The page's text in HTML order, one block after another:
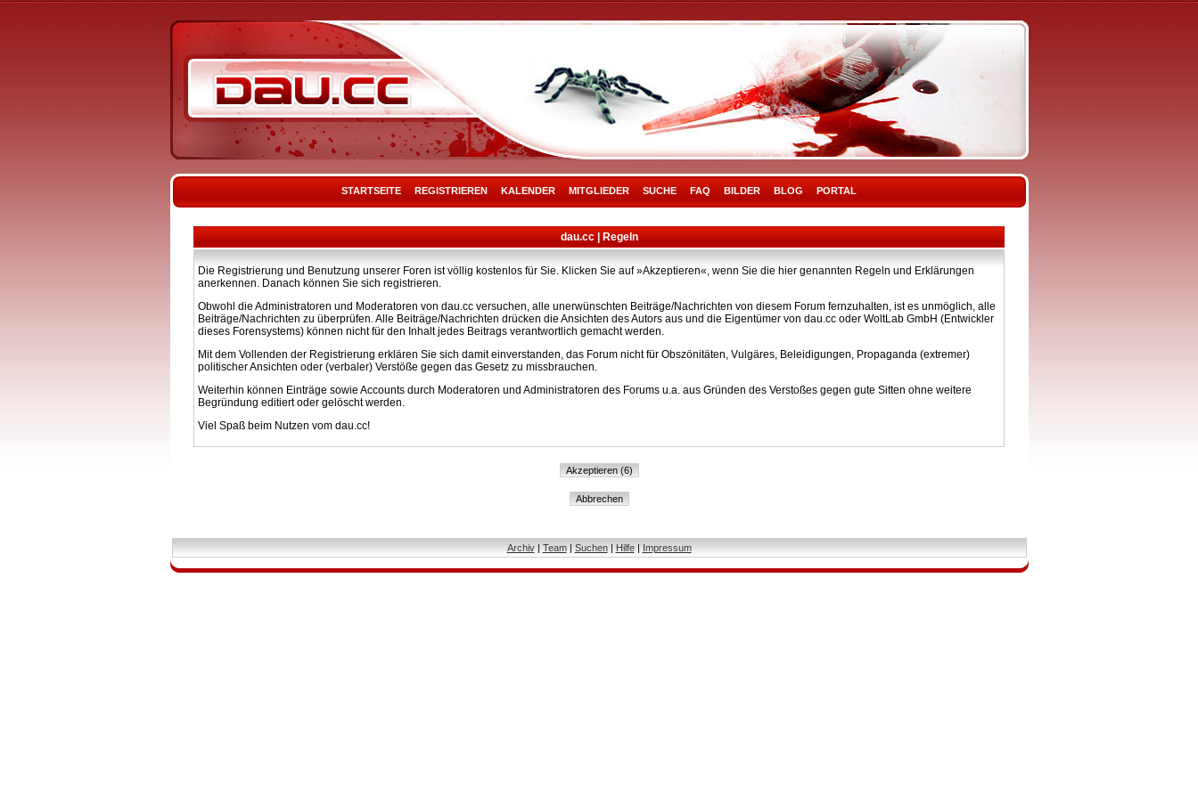
STARTSEITE REGISTRIEREN KALENDER MITGLIEDER SUCHE FAQ BILDER BLOG PORTAL
dau.cc | Regeln
Die Registrierung und Benutzung unserer Foren ist völlig kostenlos für Sie. Klicken Sie auf »Akzeptieren«, wenn Sie die hier genannten Regeln und Erklärungen
anerkennen. Danach können Sie sich registrieren.
Obwohl die Administratoren und Moderatoren von dau.cc versuchen, alle unerwünschten Beiträge/Nachrichten von diesem Forum fernzuhalten, ist es unmöglich, alle
Beiträge/Nachrichten zu überprüfen. Alle Beiträge/Nachrichten drücken die Ansichten des Autors aus und die Eigentümer von dau.cc oder WoltLab GmbH (Entwickler
dieses Forensystems) können nicht für den Inhalt jedes Beitrags verantwortlich gemacht werden.
Mit dem Vollenden der Registrierung erklären Sie sich damit einverstanden, das Forum nicht für Obszönitäten, Vulgäres, Beleidigungen, Propaganda (extremer)
politischer Ansichten oder (verbaler) Verstöße gegen das Gesetz zu missbrauchen.
Weiterhin können Einträge sowie Accounts durch Moderatoren und Administratoren des Forums u.a. aus Gründen des Verstoßes gegen gute Sitten ohne weitere
Begründung editiert oder gelöscht werden.
Viel Spaß beim Nutzen vom dau.cc!
Archiv| Team| Suchen| Hilfe| Impressum